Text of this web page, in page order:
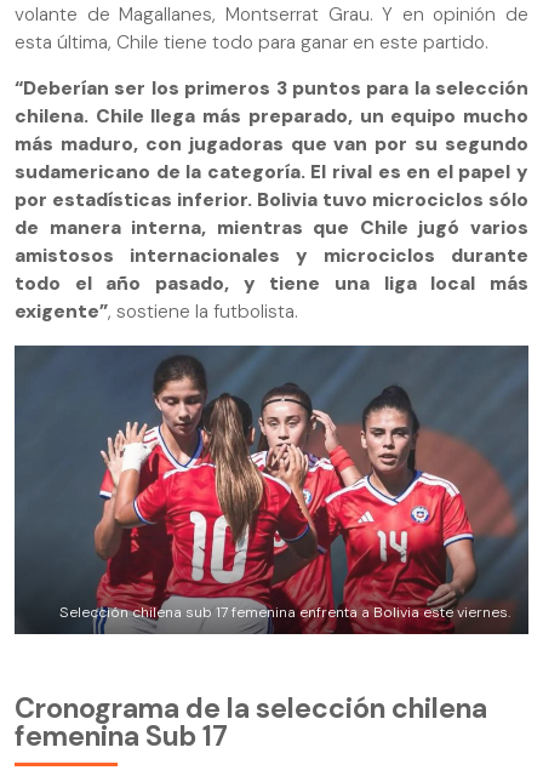
volante de Magallanes, Montserrat Grau. Y en opinión de
esta última, Chile tiene todo para ganar en este partido.
“Deberían ser los primeros 3 puntos para la selección
chilena. Chile llega más preparado, un equipo mucho
más maduro, con jugadoras que van por su segundo
sudamericano de la categoría. El rival es en el papel y
por estadísticas inferior. Bolivia tuvo microciclos sólo
de manera interna, mientras que Chile jugó varios
amistosos internacionales y microciclos durante
todo el año pasado, y tiene una liga local más
exigente”, sostiene la futbolista.
Selección chilena sub 17 femenina enfrenta a Bolivia este viernes.
Cronograma de la selección chilena
femenina Sub 17